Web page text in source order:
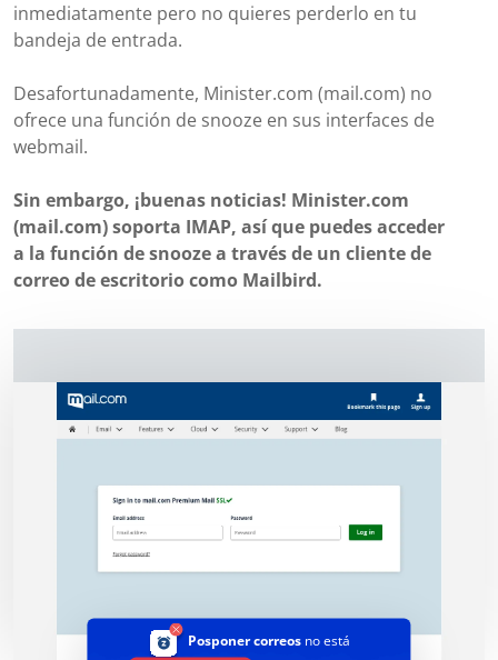
inmediatamente pero no quieres perderlo en tu
bandeja de entrada.
Desafortunadamente, Minister.com (mail.com) no
ofrece una función de snooze en sus interfaces de
webmail.
Sin embargo, ¡buenas noticias! Minister.com
(mail.com) soporta IMAP, así que puedes acceder
a la función de snooze a través de un cliente de
correo de escritorio como Mailbird.
Posponer correos no está